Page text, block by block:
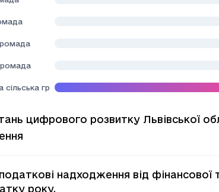
сільська громада
цифрового розвитку Львівської
надходження від фінансової
року.